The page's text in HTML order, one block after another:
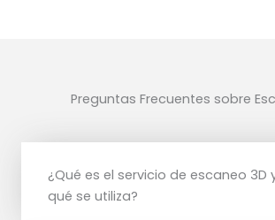
Preguntas Frecuentes sobre
¿Qué es el servicio de escaneo 3D
qué se utiliza?